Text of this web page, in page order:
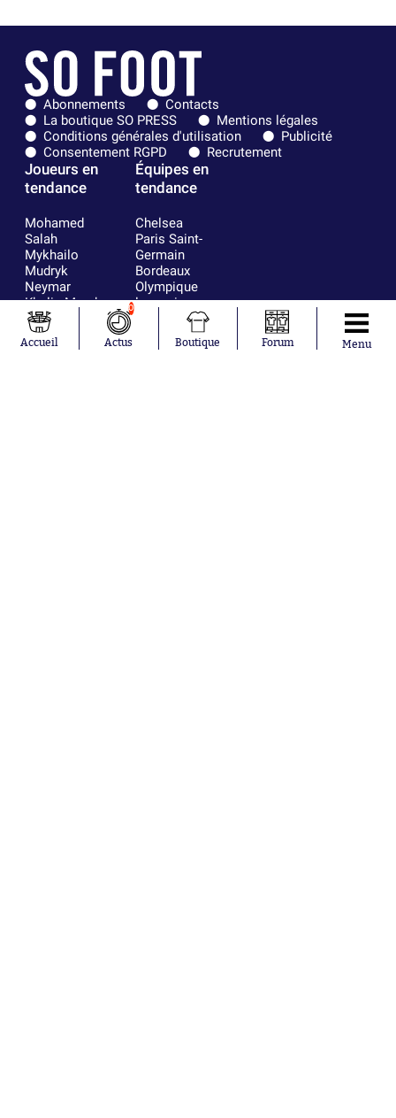
Abonnements
Contacts
La boutique SO PRESS
Mentions légales
Conditions générales d'utilisation
Publicité
Consentement RGPD
Recrutement
Joueurs en
tendance
Mohamed
Salah
Mykhailo
Mudryk
Neymar
Khalis Merah
Loïs Openda
Moussa
Niakhaté
Équipes en
tendance
Chelsea
Paris Saint-
Germain
Bordeaux
Olympique
lyonnais
Real Madrid
RC Strasbourg
Accueil
0
Actus Boutique Forum Menu